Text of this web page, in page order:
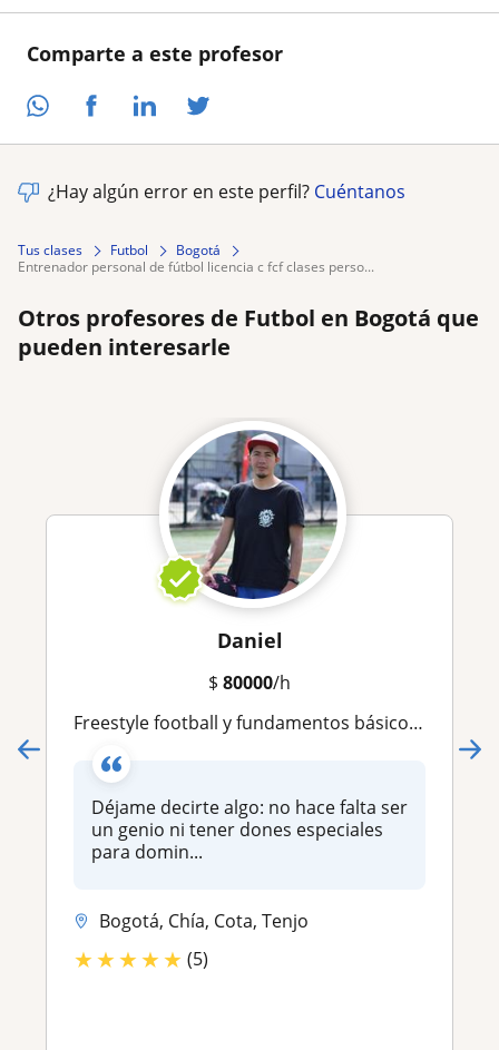
Comparte a este profesor
¿Hay algún error en este perfil? Cuéntanos
Tus clases Futbol
Bogotá
entrenador personal de fútbol licencia c fcf clases perso...
Otros profesores de Futbol en Bogotá que
pueden interesarle
Daniel
$ 80000/h
Freestyle football y fundamentos básicos del control de balón ⚽
Déjame decirte algo: no hace falta ser
un genio ni tener dones especiales
para domin...
Bogotá, Chía, Cota, Tenjo
★★★★★ (5)